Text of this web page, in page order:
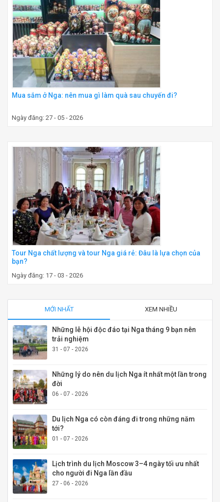
Mua sắm ở Nga: nên mua gì làm quà sau chuyến đi?
Ngày đăng: 27 - 05 - 2026
Tour Nga chất lượng và tour Nga giá rẻ: Đâu là lựa chọn của
bạn?
Ngày đăng: 17 - 03 - 2026
MỚI NHẤT XEM NHIỀU
Những lễ hội độc đáo tại Nga tháng 9 bạn nên
trải nghiệm
31 - 07 - 2026
Những lý do nên du lịch Nga ít nhất một lần trong
đời
06 - 07 - 2026
Du lịch Nga có còn đáng đi trong những năm
tới?
01 - 07 - 2026
Lịch trình du lịch Moscow 3–4 ngày tối ưu nhất
cho người đi Nga lần đầu
27 - 06 - 2026